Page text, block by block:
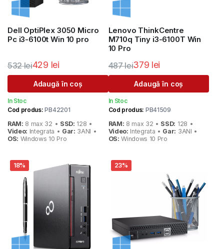
Dell OptiPlex 3050 Micro
Pc i3-6100t Win 10 pro
532lei
Prețul
inițial
a
532 lei.
429 lei
Prețul
curent
este:
Adaugă în coș
In Stoc
Cod produs: PB42201
RAM: 8 max 32 • SSD: 128 •
Video: Integrata • Gar: 3ANI •
OS: Windows 10 Pro
Lenovo ThinkCentre
M710q Tiny i3-6100T Win
10 Pro
487lei
Prețul
inițial
a
487 lei.
379 lei
Prețul
curent
este:
Adaugă în coș
In Stoc
Cod produs: PB41509
RAM: 8 max 32 • SSD: 128 •
Video: Integrata • Gar: 3ANI •
OS: Windows 10 Pro
18% 23%